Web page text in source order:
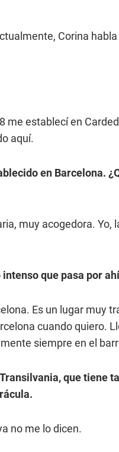
Corina habla
me establecí en
aquí.
en Barcelona.
muy acogedora. Yo,
que pasa por
Es un lugar muy
cuando quiero.
siempre en el
que tiene
no me lo dicen.